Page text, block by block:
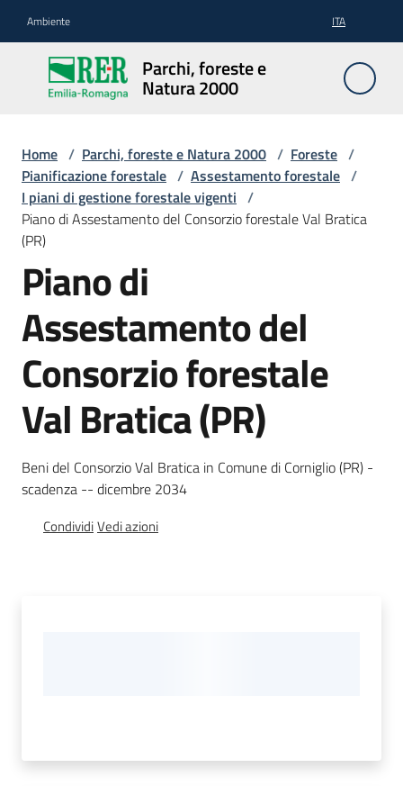
Ambiente ITA
Parchi, foreste e
Natura 2000
Parchi,
foreste
e
2000
Aree
Protette
Rete
Natura
2000
Foreste
Home / Parchi, foreste e Natura 2000 / Foreste /
Pianificazione forestale / Assestamento forestale /
I piani di gestione forestale vigenti /
Piano di Assestamento del Consorzio forestale Val Bratica
(PR)
Piano di
Assestamento del
Consorzio forestale
Val Bratica (PR)
Beni del Consorzio Val Bratica in Comune di Corniglio (PR) -
scadenza -- dicembre 2034
CondividiVedi azioni